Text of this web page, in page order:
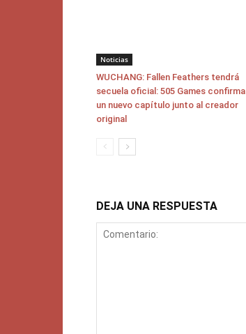
Noticias
WUCHANG: Fallen Feathers tendrá
secuela oficial: 505 Games confirma
un nuevo capítulo junto al creador
original
DEJA UNA RESPUESTA